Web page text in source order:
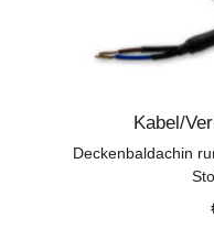
Kabel/
Deckenbaldachin